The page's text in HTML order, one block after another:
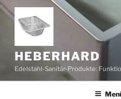
Zum
Inhalt
springen
HEBERHARD
Edelstahl-Sanitär-Produkte: